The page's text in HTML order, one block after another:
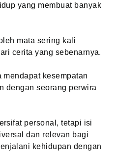
yang membuat banyak
mata sering kali
cerita yang sebenarnya.
kesempatan
dengan seorang perwira
personal, tetapi isi
dan relevan bagi
kehidupan dengan